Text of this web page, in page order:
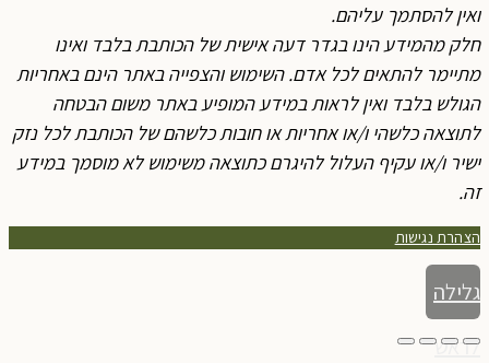
ואין להסתמך עליהם.
חלק מהמידע הינו בגדר דעה אישית של הכותבת בלבד ואינו
מתיימר להתאים לכל אדם. השימוש והצפייה באתר הינם באחריות
הגולש בלבד ואין לראות במידע המופיע באתר משום הבטחה
לתוצאה כלשהי ו/או אחריות או חובות כלשהם של הכותבת לכל נזק
ישיר ו/או עקיף העלול להיגרם כתוצאה משימוש לא מוסמך במידע
זה.
הצהרת נגישות
גלילה
לראש